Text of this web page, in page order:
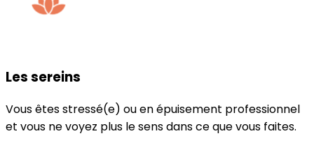
Les sereins
Vous êtes stressé(e) ou en épuisement professionnel
et vous ne voyez plus le sens dans ce que vous faites.